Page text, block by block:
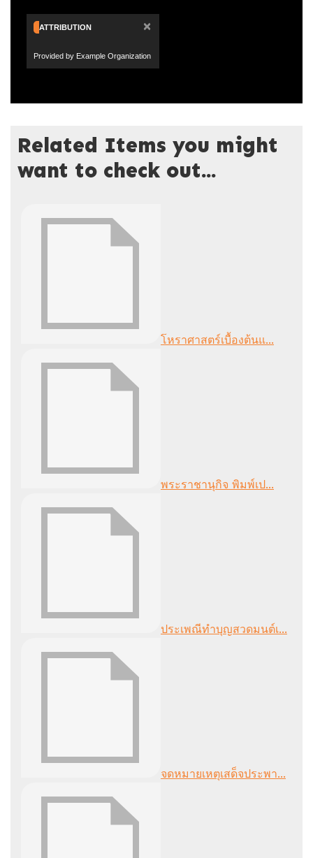
ATTRIBUTION ×
Provided by Example Organization
Related Items you might
want to check out...
โหราศาสตร์เบื้องต้นแ...
พระราชานุกิจ พิมพ์เป...
ประเพณีทำบุญสวดมนต์เ...
จดหมายเหตุเสด็จประพา...